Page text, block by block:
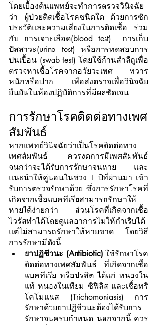
โดยเบื้องต้นแพทย์จะทำการตรวจวินิจฉัย
ว่า ผู้ป่วยติดเชื้อโรคชนิดใด ด้วยการซัก
ประวัติและความเสี่ยงในการติดเชื้อ ร่วม
กับ การเจาะเลือด(blood test)  การเก็บ
ปัสสาวะ(urine test) หรือการทดสอบการ
ปนเปื้อน (swab test) โดยใช้ก้านสำลีถูเพื่อ
ตรวจหาเชื้อโรคจากอวัยวะเพศ ทวาร
หนักหรือปาก เพื่อส่งตรวจเพื่อวินิจฉัย
ยืนยันในห้องปฏิบัติการที่มีผลชัดเจน
การรักษาโรคติดต่อทางเพศ
สัมพันธ์
หากแพทย์วินิจฉัยว่าเป็นโรคติดต่อทาง
เพศสัมพันธ์ ควรงดการมีเพศสัมพันธ์
จนกว่าจะได้รับการรักษาจนหาย และ
แนะนำให้คู่นอนในช่วง 1 ปีที่ผ่านมา เข้า
รับการตรวจรักษาด้วย ซึ่งการรักษาโรคที่
เกิดจากเชื้อแบคทีเรียสามารถรักษาให้
หายได้ง่ายกว่า ส่วนโรคที่เกิดจากเชื้อ
ไวรัสทำได้โดยดูแลอาการไม่ให้กำเริบได้
แต่ไม่สามารถรักษาให้หายขาด โดยวิธี
การรักษามีดังนี้
ยาปฏิชีวนะ (Antibiotic) ใช้รักษาโรค
ติดต่อทางเพศสัมพันธ์ ที่เกิดจากเชื้อ
แบคทีเรีย หรือปรสิต ได้แก่ หนองใน
แท้ หนองในเทียม ซิฟิลิส และเชื้อทริ
โคโมแนส (Trichomoniasis) การ
รักษาด้วยยาปฏิชีวนะต้องได้รับการ
รักษาจนครบกำหนด นอกจากนี้ ควร